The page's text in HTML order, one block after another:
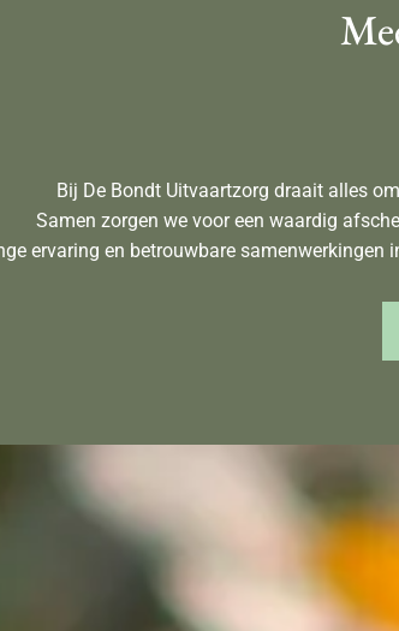
Bij De Bondt Uitvaartzorg draait alles
Samen zorgen we voor een waardig
ervaring en betrouwbare samenwerkingen